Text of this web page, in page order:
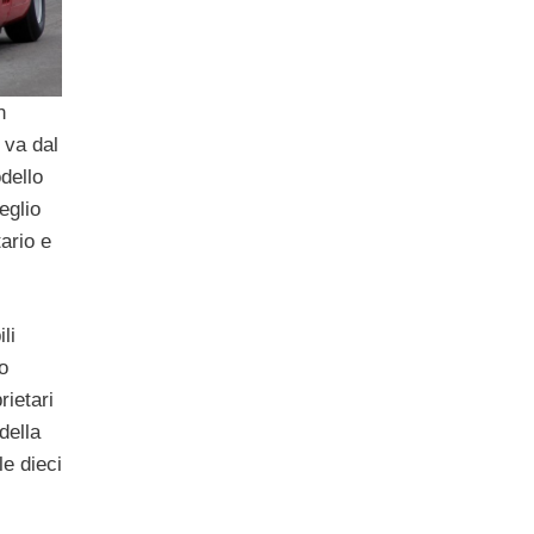
dal
e
dieci